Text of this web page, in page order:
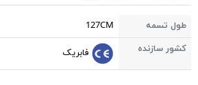
طول تسمه
127CM
کشور سازنده
فابریک